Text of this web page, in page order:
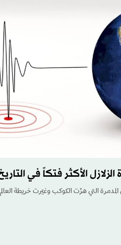
الأكثر فتكاً في
التي هزّت الكوكب وغيّرت خريطة